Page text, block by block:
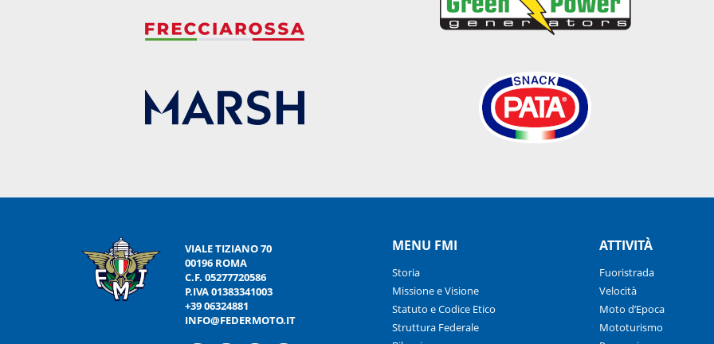
VIALE TIZIANO 70
00196 ROMA
C.F. 05277720586
P.IVA 01383341003
+39 06324881
INFO@FEDERMOTO.IT
MENU FMI
Storia
Missione e Visione
Statuto e Codice Etico
Struttura Federale
ATTIVITÀ
Fuoristrada
Velocità
Moto d’Epoca
Mototurismo